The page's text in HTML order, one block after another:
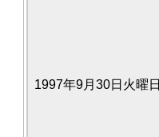
1997年9月30日火曜日